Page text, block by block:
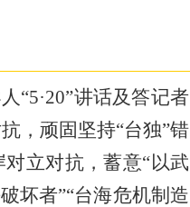
“5·20”讲话及答记者
，顽固坚持“台独”错
立对抗，蓄意“以武
坏者”“台海危机制造